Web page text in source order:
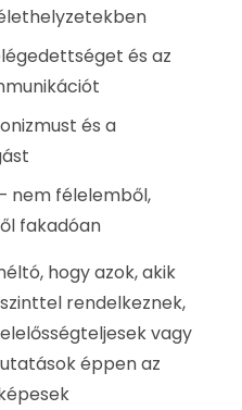
és az
és a
nem félelemből,
fakadóan
hogy azok, akik
rendelkeznek,
vagy
éppen az